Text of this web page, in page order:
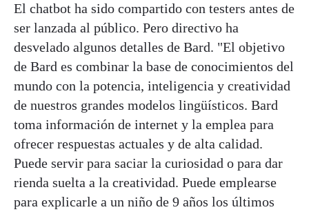
El chatbot ha sido compartido con testers antes de
ser lanzada al público. Pero directivo ha
desvelado algunos detalles de Bard. "El objetivo
de Bard es combinar la base de conocimientos del
mundo con la potencia, inteligencia y creatividad
de nuestros grandes modelos lingüísticos. Bard
toma información de internet y la emplea para
ofrecer respuestas actuales y de alta calidad.
Puede servir para saciar la curiosidad o para dar
rienda suelta a la creatividad. Puede emplearse
para explicarle a un niño de 9 años los últimos